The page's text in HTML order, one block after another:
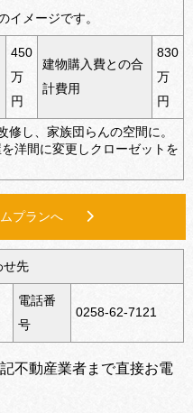
イメージです。
450
万
円
建物購入費との合
計費用
830
万
円
し、家族団らんの空間に。
洋間に変更しクローゼットを
プランへ
せ先
電話番
号
0258‐62‐7121
不動産業者まで直接お電